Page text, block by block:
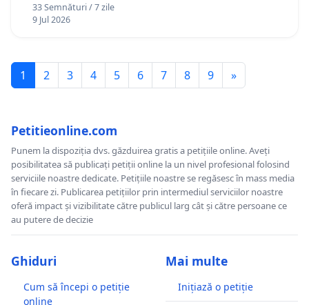
33 Semnături / 7 zile
9 Jul 2026
1 2 3 4 5 6 7 8 9 »
Petitieonline.com
Punem la dispoziția dvs. găzduirea gratis a petițiile online. Aveți
posibilitatea să publicați petiții online la un nivel profesional folosind
serviciile noastre dedicate. Petițiile noastre se regăsesc în mass media
în fiecare zi. Publicarea petițiilor prin intermediul serviciilor noastre
oferă impact și vizibilitate către publicul larg cât și către persoane ce
au putere de decizie
Ghiduri
Cum să începi o petiție
online
Mai multe
Inițiază o petiție